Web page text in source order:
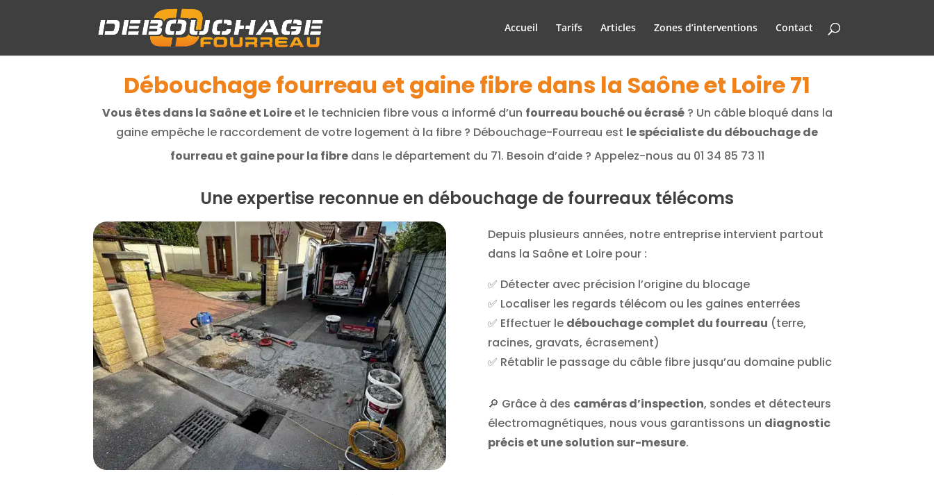
Accueil Tarifs Articles Zones d’interventions Contact
Débouchage fourreau et gaine fibre dans la Saône et Loire 71
Vous êtes dans la Saône et Loireet le technicien fibre vous a informé d’un fourreau bouché ou écrasé? Un câble bloqué dans la
gaine empêche le raccordement de votre logement à la fibre ? Débouchage-Fourreau est le spécialiste du débouchage de
fourreau et gaine pour la fibredans le département du 71. Besoin d’aide ? Appelez-nous au 01 34 85 73 11
Une expertise reconnue en débouchage de fourreaux télécoms
Depuis plusieurs années, notre entreprise intervient partout
dans la Saône et Loire pour :
✅ Détecter avec précision l’origine du blocage
✅ Localiser les regards télécom ou les gaines enterrées
✅ Effectuer le débouchage complet du fourreau (terre,
racines, gravats, écrasement)
✅ Rétablir le passage du câble fibre jusqu’au domaine public
🔎 Grâce à des caméras d’inspection, sondes et détecteurs
électromagnétiques, nous vous garantissons un diagnostic
précis et une solution sur-mesure.